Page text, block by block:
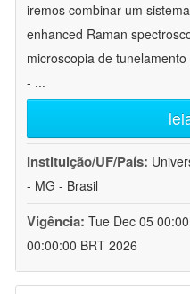
iremos combinar um
enhanced Raman
microscopia de
- ...
Instituição/UF/País:
- MG - Brasil
Vigência: Tue Dec 05
00:00:00 BRT 2026